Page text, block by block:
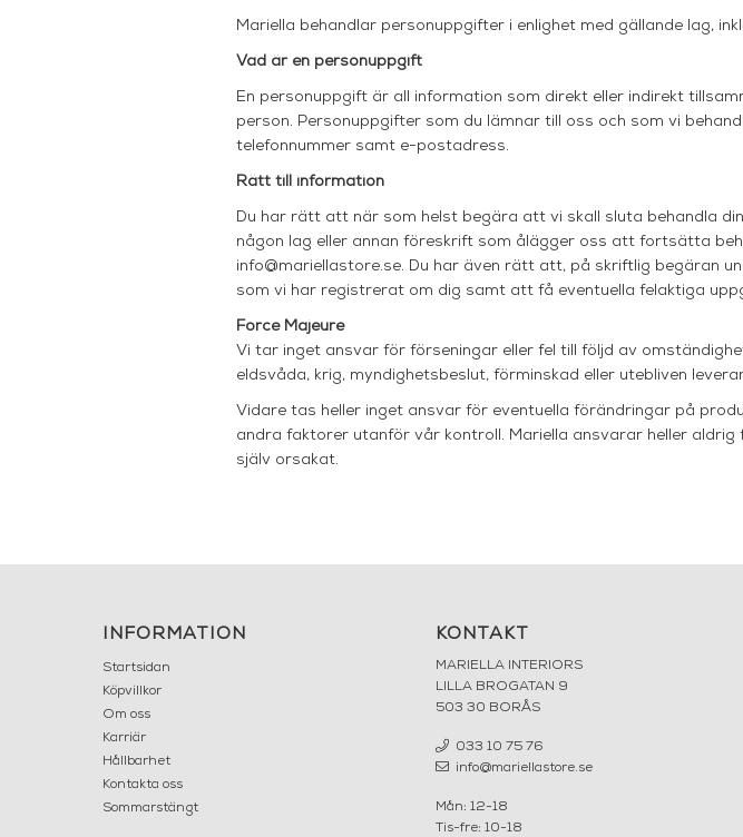
Mariella behandlar personuppgifter i enlighet med gällande lag,
Vad är en personuppgift
En personuppgift är all information som direkt eller indirekt
person. Personuppgifter som du lämnar till oss och som vi
telefonnummer samt e-postadress.
Rätt till information
Du har rätt att när som helst begära att vi skall sluta behandla
någon lag eller annan föreskrift som ålägger oss att fortsätta
info@mariellastore.se. Du har även rätt att, på skriftlig begäran
som vi har registrerat om dig samt att få eventuella felaktiga
Force Majeure
Vi tar inget ansvar för förseningar eller fel till följd av
eldsvåda, krig, myndighetsbeslut, förminskad eller utebliven
Vidare tas heller inget ansvar för eventuella förändringar på
andra faktorer utanför vår kontroll. Mariella ansvarar heller
själv orsakat.
INFORMATION
Startsidan
Köpvillkor
Om oss
Karriär
Hållbarhet
Kontakta oss
Sommarstängt
KONTAKT
MARIELLA INTERIORS
LILLA BROGATAN 9
503 30 BORÅS
033 10 75 76
info@mariellastore.se
Mån: 12-18
Tis-fre: 10-18